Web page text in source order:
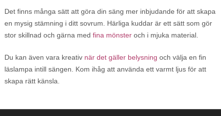
Det finns många sätt att göra din säng mer inbjudande för att skapa
en mysig stämning i ditt sovrum. Härliga kuddar är ett sätt som gör
stor skillnad och gärna med fina mönsteroch i mjuka material.
Du kan även vara kreativ när det gäller belysning och välja en fin
läslampa intill sängen. Kom ihåg att använda ett varmt ljus för att
skapa rätt känsla.